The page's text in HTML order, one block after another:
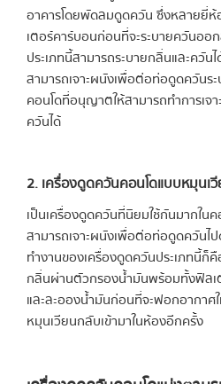
อาคารโดยพัดลมดูดควัน ซึ่งหลายยี่
เตอร์คาร์บอนก่อนที่จะระบายควันอ
ประเภทนี้สามารถระบายกลิ่นและควัน
สามารถเจาะผนังเพื่อต่อท่อดูดควันร
คอนโดที่อนุญาตให้สามารถทำการเ
ควันได้
2. เครื่องดูดควันคอนโดแบบหมุนเ
เป็นเครื่องดูดควันที่นิยมใช้กันมากใน
สามารถเจาะผนังเพื่อต่อท่อดูดควันไ
ทำงานของเครื่องดูดควันประเภทนี้ก็คื
กลิ่นผ่านตัวกรองน้ำมันพร้อมทั้งฟิล
และละอองน้ำมันก่อนที่จะฟอกอากาศ
หมุนเวียนกลับเข้ามาในห้องอีกครั้ง